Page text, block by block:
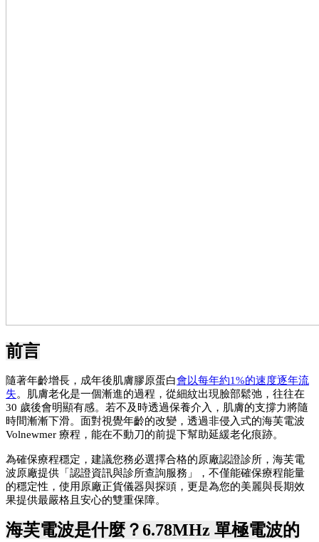
前言
隨著年齡增長，成年後肌膚膠原蛋白會以每年約1%的速度逐年流
失。肌膚老化是一個漸進的過程，從細紋出現臉部鬆弛，往往在
30 歲後會明顯有感。若不及時透過保養介入，肌膚的支撐力將隨
時間漸漸下滑。面對視覺年齡的改變，透過非侵入式的海芙電波
Volnewmer 療程，能在不動刀的前提下幫助延緩老化痕跡。
為確保療程穩定，建議您務必選擇合格的原廠認證診所，海芙電
波原廠提供「認證資訊與診所查詢服務」，不僅能確保療程能量
的穩定性，使用原廠正貨儀器與探頭，更是為您的美麗與長期效
果提供最嚴格且安心的雙重保障。
海芙電波是什麼？6.78MHz 單極電波的